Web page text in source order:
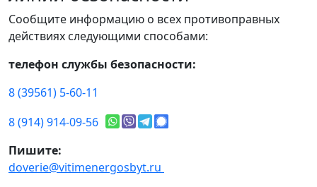
Сообщите информацию о всех противоправных
действиях следующими способами:
телефон службы безопасности:
8 (39561) 5-60-11
8 (914) 914-09-56
Пишите:
doverie@vitimenergosbyt.ru